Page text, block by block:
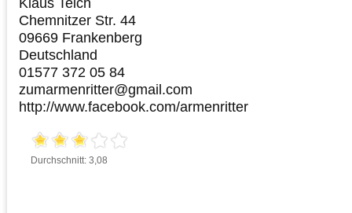
Chemnitzer Str. 44
09669 Frankenberg
Deutschland
01577 372 05 84
zumarmenritter@gmail.com
http://www.facebook.com/armenritter
Durchschnitt: 3,08